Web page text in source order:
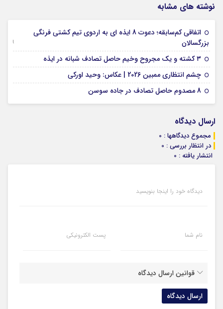
نوشته های مشابه
اتفاقی کم‌سابقه؛ دعوت 8 ایذه ای به اردوی تیم کشتی فرنگی
بزرگسالان
09 جولای 2026
۳ کشته و یک مجروح وخیم حاصل تصادف شبانه در ایذه
چشم انتظاری ممبین 2026 | عکاس: وحید اورکی
8 مصدوم حاصل تصادف در جاده سوسن
ارسال دیدگاه
مجموع دیدگاهها : 0
در انتظار بررسی : 0
انتشار یافته : 0
دیدگاه خود را اینجا بنویسید
نام شما پست الکترونیکی
قوانین ارسال دیدگاه